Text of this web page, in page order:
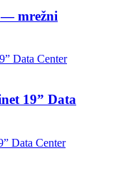
mrežni
19” Data